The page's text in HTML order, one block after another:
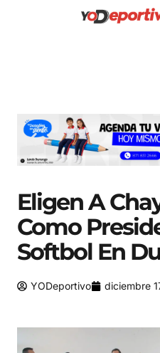
Eligen A
Como
Softbol En
YODeportivo diciembre